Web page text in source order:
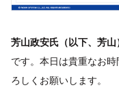
芳山政安氏（以下、芳山
です。本日は貴重なお
ろしくお願いします。